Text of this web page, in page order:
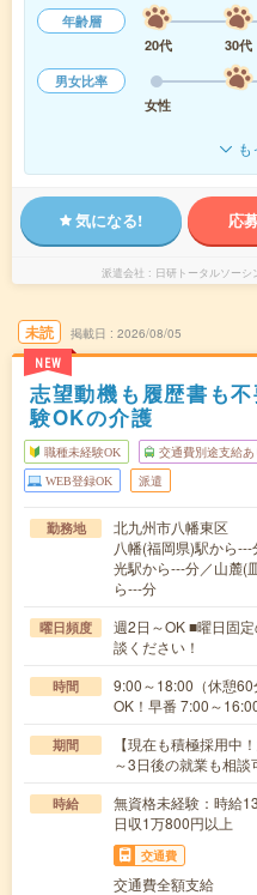
年齢層
20代
30代
男女比率
女性
気になる! 応
派遣会社 日研トータルソー
未読
NEW
掲載日 2026/08/05
志望動機も履歴書も
験OKの介護
職種未経験OK 交通費別途支給あ
WEB登録OK 派遣
勤務地
北九州市八幡東区
八幡(福岡県)駅から
光駅から---分／山麓(
ら---分
曜日頻度
週2日～OK ■曜日固
談ください！
時間
9:00～18:00（休憩
OK！早番 7:00～
期間
【現在も積極採用
～3日後の就業も相談
時給
無資格未経験：時
日収1万800円以上
交通費
交通費全額支給